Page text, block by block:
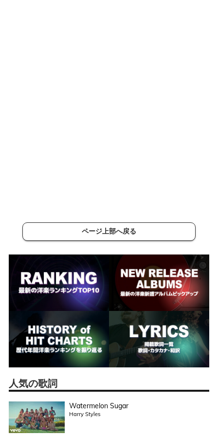
ページ上部へ戻る
人気の歌詞
Watermelon Sugar
Harry Styles